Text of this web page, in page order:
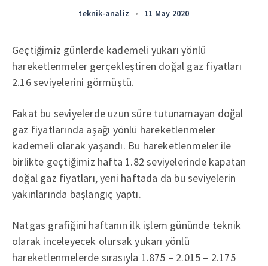
teknik-analiz • 11 May 2020
Geçtiğimiz günlerde kademeli yukarı yönlü
hareketlenmeler gerçekleştiren doğal gaz fiyatları
2.16 seviyelerini görmüştü.
Fakat bu seviyelerde uzun süre tutunamayan doğal
gaz fiyatlarında aşağı yönlü hareketlenmeler
kademeli olarak yaşandı. Bu hareketlenmeler ile
birlikte geçtiğimiz hafta 1.82 seviyelerinde kapatan
doğal gaz fiyatları, yeni haftada da bu seviyelerin
yakınlarında başlangıç yaptı.
Natgas grafiğini haftanın ilk işlem gününde teknik
olarak inceleyecek olursak yukarı yönlü
hareketlenmelerde sırasıyla 1.875 – 2.015 – 2.175